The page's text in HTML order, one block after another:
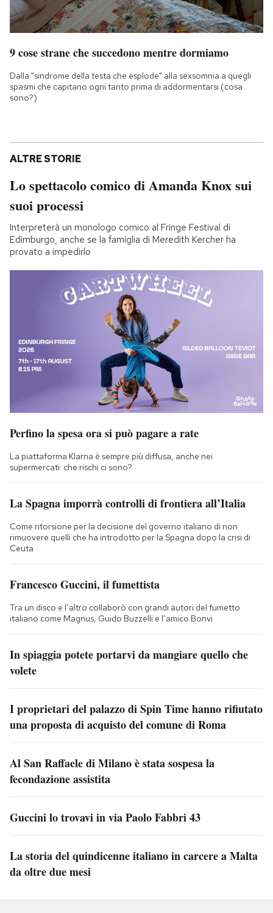
9 cose strane che succedono mentre dormiamo
Dalla "sindrome della testa che esplode" alla sexsomnia a quegli
spasmi che capitano ogni tanto prima di addormentarsi (cosa
sono?)
ALTRE STORIE
Lo spettacolo comico di Amanda Knox sui
suoi processi
Interpreterà un monologo comico al Fringe Festival di
Edimburgo, anche se la famiglia di Meredith Kercher ha
provato a impedirlo
Perfino la spesa ora si può pagare a rate
La piattaforma Klarna è sempre più diffusa, anche nei
supermercati: che rischi ci sono?
La Spagna imporrà controlli di frontiera all’Italia
Come ritorsione per la decisione del governo italiano di non
rimuovere quelli che ha introdotto per la Spagna dopo la crisi di
Ceuta
Francesco Guccini, il fumettista
Tra un disco e l’altro collaborò con grandi autori del fumetto
italiano come Magnus, Guido Buzzelli e l’amico Bonvi
In spiaggia potete portarvi da mangiare quello che
volete
I proprietari del palazzo di Spin Time hanno rifiutato
una proposta di acquisto del comune di Roma
Al San Raffaele di Milano è stata sospesa la
fecondazione assistita
Guccini lo trovavi in via Paolo Fabbri 43
La storia del quindicenne italiano in carcere a Malta
da oltre due mesi